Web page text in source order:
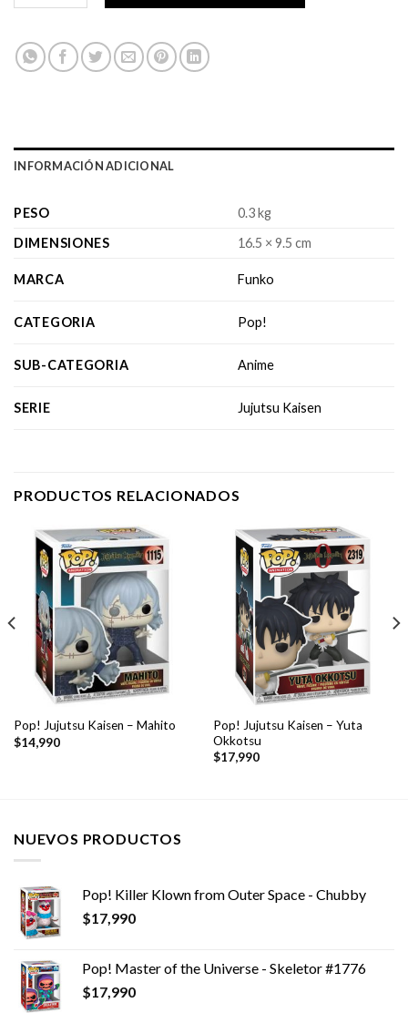
INFORMACIÓN ADICIONAL
PESO
0.3 kg
DIMENSIONES
16.5 × 9.5 cm
MARCA Funko
CATEGORIA Pop!
SUB-CATEGORIA Anime
SERIE Jujutsu Kaisen
PRODUCTOS RELACIONADOS
Pop! Jujutsu Kaisen – Mahito
$14,990
Pop! Jujutsu Kaisen – Yuta
Okkotsu
$17,990
NUEVOS PRODUCTOS
Pop! Killer Klown from Outer Space - Chubby
$17,990
Pop! Master of the Universe - Skeletor #1776
$17,990